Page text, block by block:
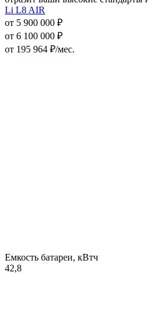
Li L8 AIR
от 5 900 000 ₽
от 6 100 000 ₽
от 195 964 ₽/мес.
Емкость батареи, кВтч
42,8